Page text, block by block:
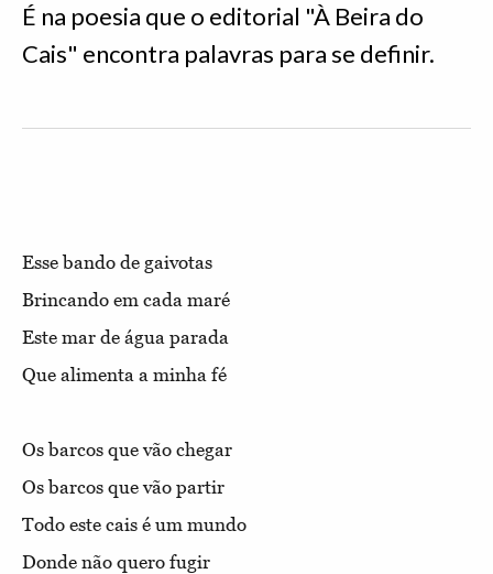
É na poesia que o editorial "À Beira do
Cais" encontra palavras para se definir.
Esse bando de gaivotas
Brincando em cada maré
Este mar de água parada
Que alimenta a minha fé
Os barcos que vão chegar
Os barcos que vão partir
Todo este cais é um mundo
Donde não quero fugir